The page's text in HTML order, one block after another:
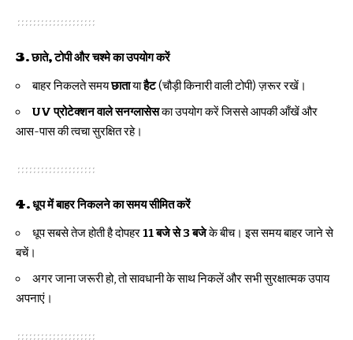
3.छाते, टोपी और चश्मे का उपयोग करें
बाहर निकलते समयछातायाहैट(चौड़ी किनारी वाली टोपी) ज़रूर रखें।
UV प्रोटेक्शन वाले सनग्लासेसका उपयोग करें जिससे आपकी आँखें और
आस-पास की त्वचा सुरक्षित रहे।
4.धूप में बाहर निकलने का समय सीमित करें
धूप सबसे तेज होती है दोपहर11 बजे से 3 बजेके बीच। इस समय बाहर जाने से
बचें।
अगर जाना जरूरी हो, तो सावधानी के साथ निकलें और सभी सुरक्षात्मक उपाय
अपनाएं।